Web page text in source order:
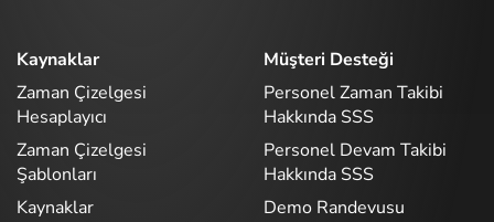
Kaynaklar
Zaman Çizelgesi
Hesaplayıcı
Zaman Çizelgesi
Şablonları
Kaynaklar
Müşteri Desteği
Personel Zaman Takibi
Hakkında SSS
Personel Devam Takibi
Hakkında SSS
Demo Randevusu